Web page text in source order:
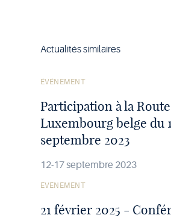
Actualités similaires
Voir
Participation à la
Luxembourg belge du
septembre 2023
ÉVÉNEMENT
12-17 septembre 2023
Voir
21 février 2025 -
ÉVÉNEMENT